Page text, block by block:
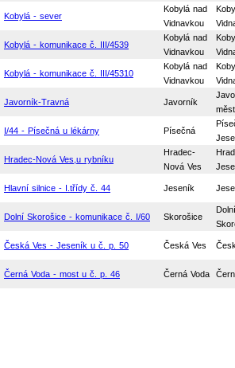
Kobylá - sever
Kobylá nad
Vidnavkou
Kobylá - komunikace č. III/4539
Kobylá nad
Vidnavkou
Kobylá - komunikace č. III/45310
Kobylá nad
Vidnavkou
Javorník-Travná Javorník
I/44 - Písečná u lékárny Písečná
Hradec-Nová Ves,u rybníku
Hradec-
Nová Ves
Hlavní silnice - I.třídy č. 44 Jeseník
Dolní Skorošice - komunikace č. I/60 Skorošice
Dolní
Česká Ves - Jeseník u č. p. 50 Česká Ves
Černá Voda - most u č. p. 46 Černá Voda